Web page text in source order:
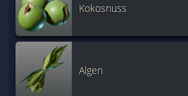
Kokosnuss
Algen